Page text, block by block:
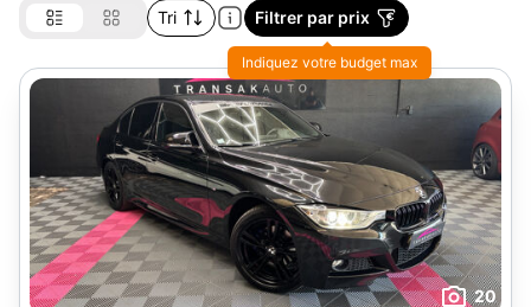
Tri Filtrer par prix
Indiquez votre budget max
20